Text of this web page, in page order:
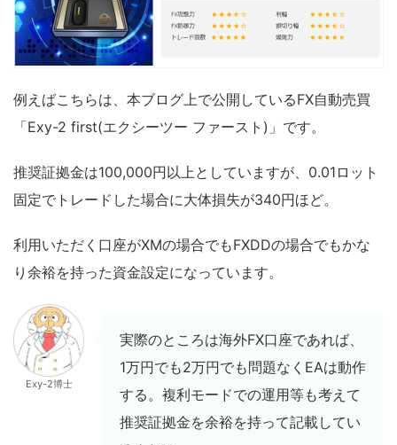
例えばこちらは、本ブログ上で公開しているFX自動売買
「Exy-2 first(エクシーツー ファースト)」です。
推奨証拠金は100,000円以上としていますが、0.01ロット
固定でトレードした場合に大体損失が340円ほど。
利用いただく口座がXMの場合でもFXDDの場合でもかな
り余裕を持った資金設定になっています。
Exy-2博士
実際のところは海外FX口座であれば、
1万円でも2万円でも問題なくEAは動作
する。複利モードでの運用等も考えて
推奨証拠金を余裕を持って記載してい